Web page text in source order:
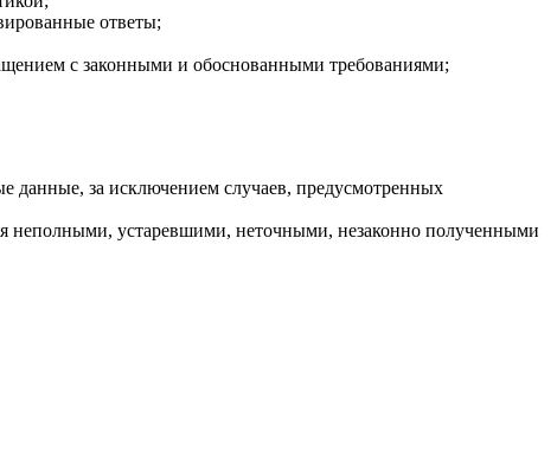
ответы;
с законными и обоснованными требованиями;
данные, за исключением случаев, предусмотренных
неполными, устаревшими, неточными, незаконно полученными